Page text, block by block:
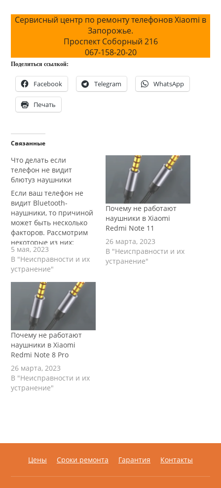
Сервисный центр по ремонту телефонов Xiaomi в
Запорожье.
Проспект Соборный 216
067-158-20-20
Поделиться ссылкой:
Facebook Telegram WhatsApp
Печать
Связанные
Что делать если
телефон не видит
блютуз наушники
Если ваш телефон не
видит Bluetooth-
наушники, то причиной
может быть несколько
факторов. Рассмотрим
некоторые из них:
Проверьте, включен ли
Bluetooth на телефоне.
Убедитесь, что функция
Bluetooth включена на
вашем телефоне.
Обычно это можно
сделать в настройках
телефона в разделе
"Bluetooth" или
"Беспроводные сети".
Проверьте, включены
ли Bluetooth-наушники.
Убедитесь, что ваши…
5 мая, 2023
В "Неисправности и их
устранение"
Почему не работают
наушники в Xiaomi
Redmi Note 11
26 марта, 2023
В "Неисправности и их
устранение"
Почему не работают
наушники в Xiaomi
Redmi Note 8 Pro
26 марта, 2023
В "Неисправности и их
устранение"
Цены Сроки ремонта Гарантия Контакты